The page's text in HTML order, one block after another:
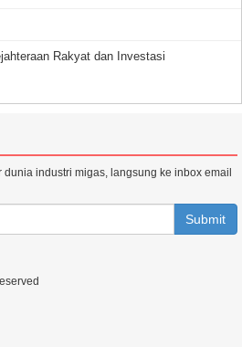
Rakyat dan Investasi
industri migas, langsung ke inbox email
Submit